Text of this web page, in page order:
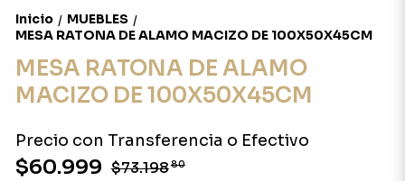
Inicio / MUEBLES /
MESA RATONA DE ALAMO MACIZO DE 100X50X45CM
MESA RATONA DE ALAMO
MACIZO DE 100X50X45CM
Precio con Transferencia o Efectivo
$60.999 $73.19880